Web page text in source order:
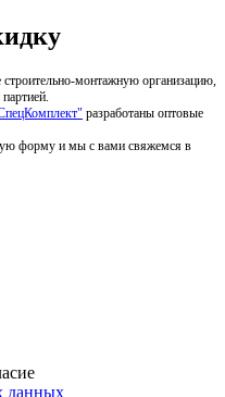
монтажную организацию,
разработаны оптовые
форму и мы с вами свяжемся в
данных